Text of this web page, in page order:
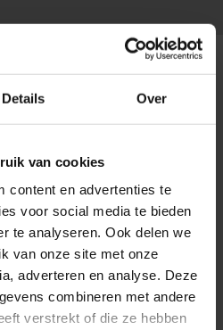
Details Over
van cookies
content en advertenties te
voor social media te bieden
te analyseren. Ook delen we
van onze site met onze
adverteren en analyse. Deze
combineren met andere
verstrekt of die ze hebben
bij
enkelklachten kan
diagnose wordt gesteld.